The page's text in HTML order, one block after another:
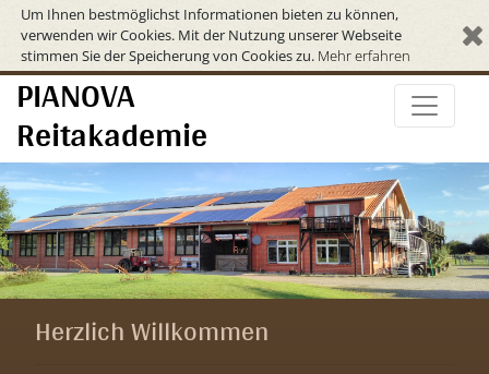
Um Ihnen bestmöglichst Informationen bieten zu können,
verwenden wir Cookies. Mit der Nutzung unserer Webseite
stimmen Sie der Speicherung von Cookies zu. Mehr erfahren
PIANOVA
Reitakademie
Herzlich Willkommen